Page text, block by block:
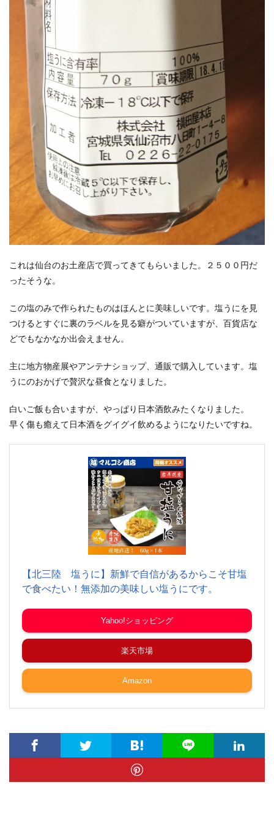
これは仙台のお土産店で買ってきてもらいました。２５００円だ
ったそうな。
この塩のみで作られたものはほんとに美味しいです。塩うにを見
つけるとすぐに裏のラベルを見る癖がついていますが、百貨店な
どでもなかなか出会えません。
主に地方物産展やアンテナショップ、通販で購入しています。塩
うにのおかげで贅沢な昼食となりました。
白いご飯も合いますが、やっぱり日本酒飲みたくなりました。
早く傷も癒えて日本酒をグイグイ飲めるようになりたいですね。
【北三陸 塩うに】新鮮で自信があるからこそ甘塩
で食べたい！無添加の美味しい塩うにです。
Yahoo!ショッピング
楽天市場
Amazon